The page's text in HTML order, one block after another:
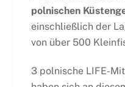
polnischen
einschließlich der
von über 500
3 polnische LIFE-